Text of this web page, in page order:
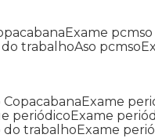
Exame
do trabalho Aso pcmso
Copacabana
Exame
periódico
Exame
do trabalho
Exame